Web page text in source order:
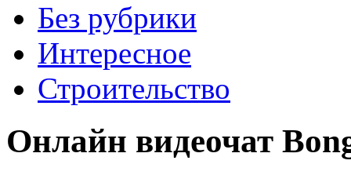
Без рубрики
Интересное
Строительство
Онлайн видеочат